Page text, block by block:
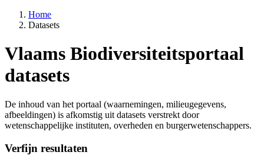
Home
Datasets
Vlaams Biodiversiteitsportaal
datasets
De inhoud van het portaal (waarnemingen, milieugegevens,
afbeeldingen) is afkomstig uit datasets verstrekt door
wetenschappelijke instituten, overheden en burgerwetenschappers.
Verfijn resultaten